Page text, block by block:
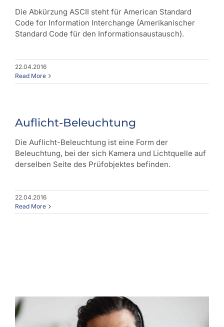
Die Abkürzung ASCII steht für American Standard
Code for Information Interchange (Amerikanischer
Standard Code für den Informationsaustausch).
22.04.2016
Read More
Auflicht-Beleuchtung
Die Auflicht-Beleuchtung ist eine Form der
Beleuchtung, bei der sich Kamera und Lichtquelle auf
derselben Seite des Prüfobjektes befinden.
22.04.2016
Read More